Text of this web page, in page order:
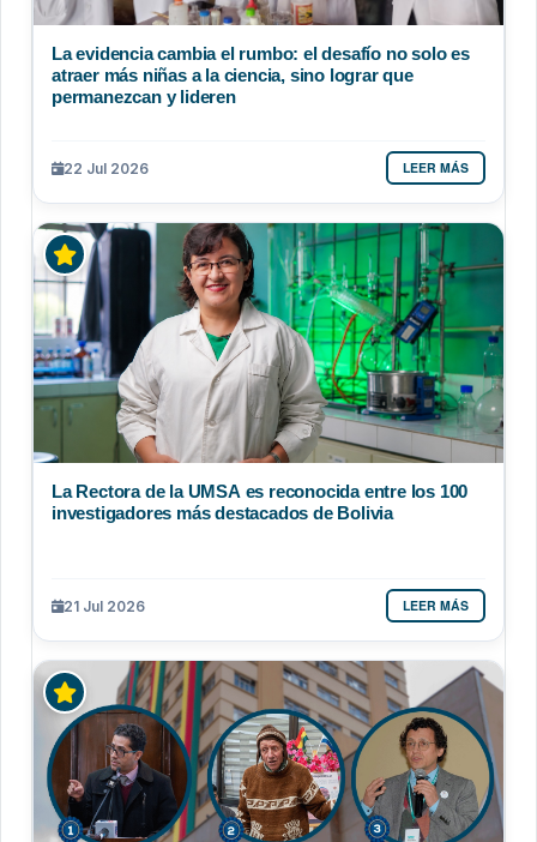
La evidencia cambia el rumbo: el desafío no solo es
atraer más niñas a la ciencia, sino lograr que
permanezcan y lideren
22 Jul 2026 LEER MÁS
La Rectora de la UMSA es reconocida entre los 100
investigadores más destacados de Bolivia
21 Jul 2026 LEER MÁS